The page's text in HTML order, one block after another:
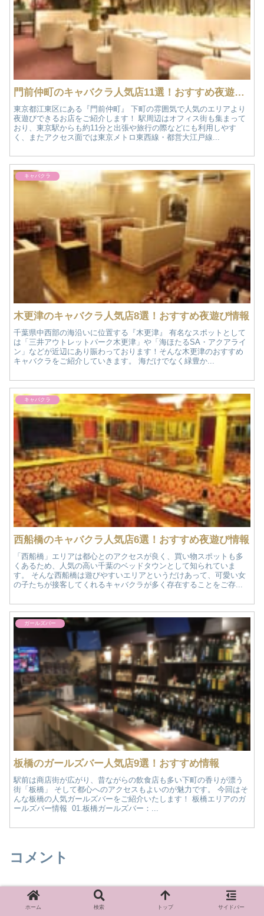
門前仲町のキャバクラ人気店11選！おすすめ夜遊び情報
東京都江東区にある『門前仲町』 下町の雰囲気で人気のエリアより
夜遊びできるお店をご紹介します！ 駅周辺はオフィス街も集まって
おり、東京駅からも約11分と出張や旅行の際などにも利用しやす
く、またアクセス面では東京メトロ東西線・都営大江戸線...
キャバクラ
木更津のキャバクラ人気店8選！おすすめ夜遊び情報
千葉県中西部の海沿いに位置する『木更津』 有名なスポットとして
は「三井アウトレットパーク木更津」や「海ほたるSA・アクアライ
ン」などが近辺にあり賑わっております！そんな木更津のおすすめ
キャバクラをご紹介していきます。 海だけでなく緑豊か...
キャバクラ
西船橋のキャバクラ人気店6選！おすすめ夜遊び情報
「西船橋」エリアは都心とのアクセスが良く、買い物スポットも多
くあるため、人気の高い千葉のベッドタウンとして知られていま
す。 そんな西船橋は遊びやすいエリアというだけあって、可愛い女
の子たちが接客してくれるキャバクラが多く存在することをご存...
ガールズバー
板橋のガールズバー人気店9選！おすすめ情報
駅前は商店街が広がり、昔ながらの飲食店も多い下町の香りが漂う
街「板橋」 そして都心へのアクセスもよいのが魅力です。 今回はそ
んな板橋の人気ガールズバーをご紹介いたします！ 板橋エリアのガ
ールズバー情報 01.板橋ガールズバー：...
コメント
コメントを書き込む
ホーム 検索 トップ サイドバー